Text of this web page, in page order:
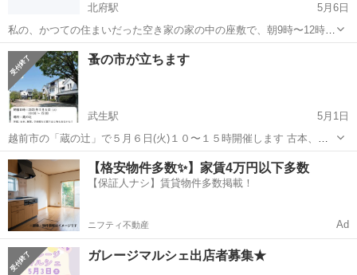
北府駅
5月6日
私の、かつての住まいだった空き家の家の中の座敷で、朝9時〜12時、
フリマ開催します!売る物は、雑貨や服等で、だいたい、¥100〜¥500で
販売しますし、お気軽にお越し下さ〜い🖐️😁✨
福井 越前市 北府駅 フリーマーケット
蚤の市が立ちます
武生駅
5月1日
越前市の「蔵の辻」で５月６日(火)１０〜１５時開催します 古本、手
作り雑貨、子供服など
福井 越前市 武生駅 フリーマーケット 蚤の市
【格安物件多数✨】家賃4万円以下多数
【保証人ナシ】賃貸物件多数掲載！
ニフティ不動産 Ad
ガレージマルシェ出店者募集★